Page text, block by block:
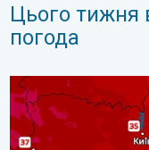
Цього тижня
погода
Україну охопить